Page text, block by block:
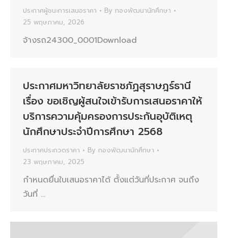
ประกาศผู้ชนะการเสนอราคา By กองพัฒนานักศึกษา
25 พฤษภาคม, 2026
จ้างรถ24300_0001Download
ประกาศมหาวิทยาลัยราชภัฏสุราษฎร์ธานี
เรื่อง ขอเชิญผู้สนใจเข้ารับการเสนอราคาให้
บริการความคุ้มครองการประกันอุบัติเหตุ
นักศึกษาประจำปีการศึกษา 2568
ประกาศประกวดราคา By กองพัฒนานักศึกษา
23 พฤษภาคม, 2025
กำหนดยื่นใบเสนอราคาได้ ตั้งแต่วันที่ประกาศ จนถึง
วันที่ …